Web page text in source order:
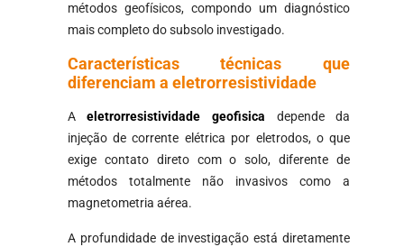
métodos geofísicos, compondo um diagnóstico
mais completo do subsolo investigado.
Características técnicas que
diferenciam a eletrorresistividade
Aeletrorresistividade geofisica depende da
injeção de corrente elétrica por eletrodos, o que
exige contato direto com o solo, diferente de
métodos totalmente não invasivos como a
magnetometria aérea.
A profundidade de investigação está diretamente